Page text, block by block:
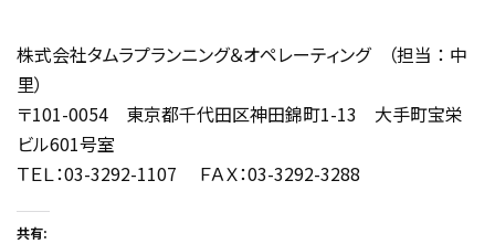
株式会社タムラプランニング＆オペレーティング （担当 ： 中
里）
〒101-0054 東京都千代田区神田錦町1-13 大手町宝栄
ビル601号室
ＴＥＬ：03-3292-1107 ＦＡＸ：03-3292-3288
共有: